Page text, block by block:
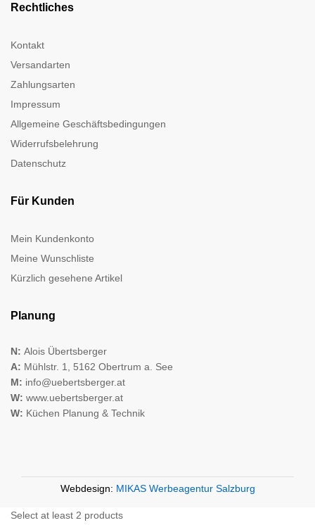
Rechtliches
Kontakt
Versandarten
Zahlungsarten
Impressum
Allgemeine Geschäftsbedingungen
Widerrufsbelehrung
Datenschutz
Für Kunden
Mein Kundenkonto
Meine Wunschliste
Kürzlich gesehene Artikel
Planung
N: Alois Übertsberger
A: Mühlstr. 1, 5162 Obertrum a. See
M: info@uebertsberger.at
W: www.uebertsberger.at
W: Küchen Planung & Technik
Webdesign: MIKAS Werbeagentur Salzburg
Select at least 2 products